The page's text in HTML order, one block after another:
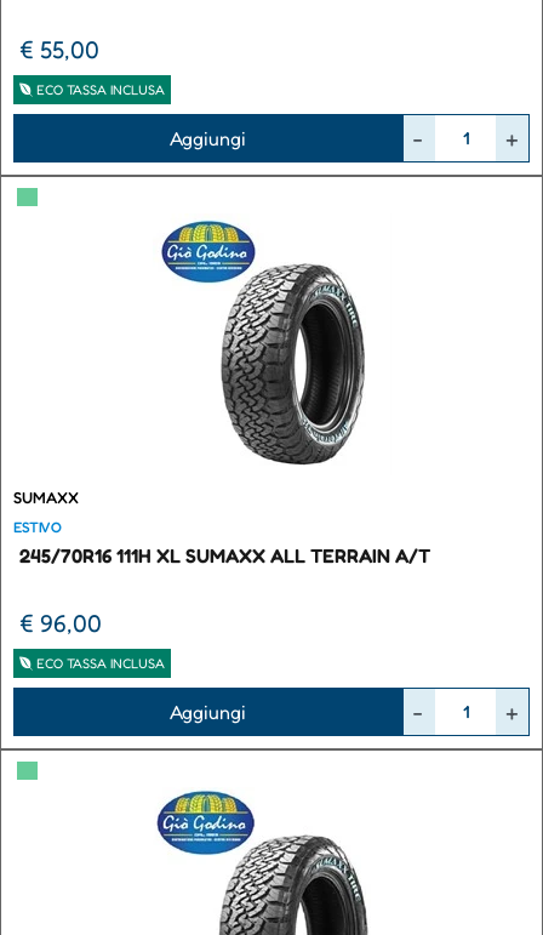
€ 55,00
ECO TASSA INCLUSA
Aggiungi
▀
SUMAXX
ESTIVO
245/70R16 111H XL SUMAXX ALL TERRAIN A/T
€ 96,00
ECO TASSA INCLUSA
Aggiungi
▀